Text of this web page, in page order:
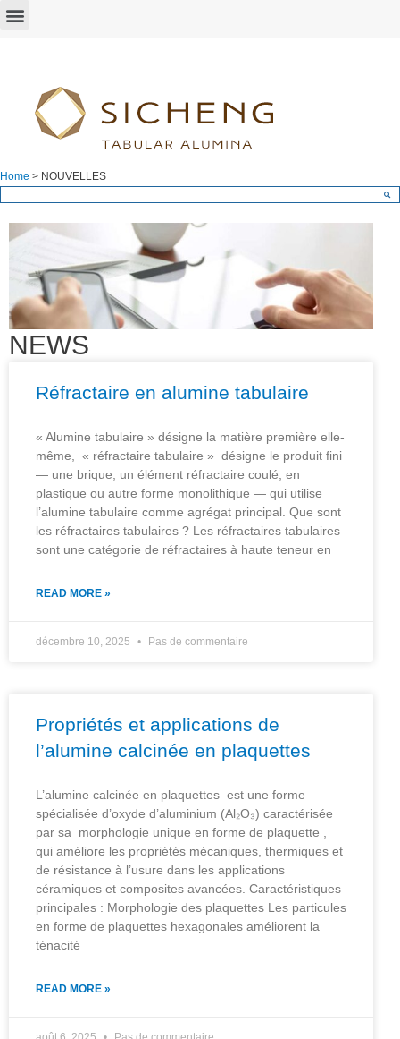
Home > NOUVELLES
NEWS
Réfractaire en alumine tabulaire
« Alumine tabulaire » désigne la matière première elle-
même, « réfractaire tabulaire » désigne le produit fini
— une brique, un élément réfractaire coulé, en
plastique ou autre forme monolithique — qui utilise
l’alumine tabulaire comme agrégat principal. Que sont
les réfractaires tabulaires ? Les réfractaires tabulaires
sont une catégorie de réfractaires à haute teneur en
READ MORE »
décembre 10, 2025 Pas de commentaire
Propriétés et applications de
l’alumine calcinée en plaquettes
L’alumine calcinée en plaquettes est une forme
spécialisée d’oxyde d’aluminium (Al₂O₃) caractérisée
par sa morphologie unique en forme de plaquette ,
qui améliore les propriétés mécaniques, thermiques et
de résistance à l’usure dans les applications
céramiques et composites avancées. Caractéristiques
principales : Morphologie des plaquettes Les particules
en forme de plaquettes hexagonales améliorent la
ténacité
READ MORE »